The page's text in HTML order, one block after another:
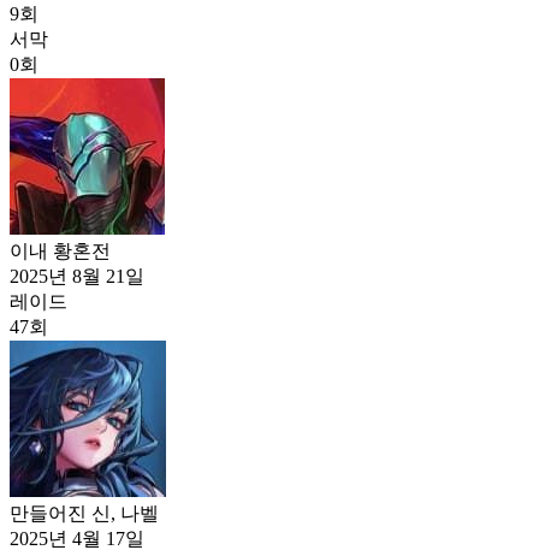
9회
서막
0회
이내 황혼전
2025년 8월 21일
레이드
47회
만들어진 신, 나벨
2025년 4월 17일